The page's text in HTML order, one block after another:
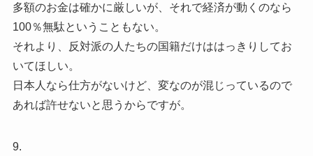
多額のお金は確かに厳しいが、それで経済が動くのなら
100％無駄ということもない。
それより、反対派の人たちの国籍だけははっきりしてお
いてほしい。
日本人なら仕方がないけど、変なのが混じっているので
あれば許せないと思うからですが。
9.